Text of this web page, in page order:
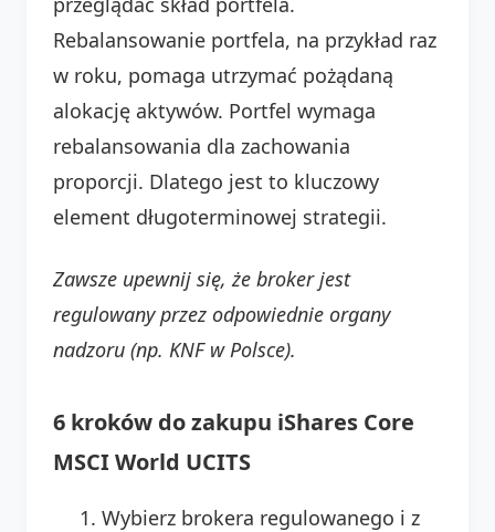
Rebalansowanie portfela, na przykład raz
w roku, pomaga utrzymać pożądaną
alokację aktywów. Portfel wymaga
rebalansowania dla zachowania
proporcji. Dlatego jest to kluczowy
element długoterminowej strategii.
Zawsze upewnij się, że broker jest
regulowany przez odpowiednie organy
nadzoru (np. KNF w Polsce).
6 kroków do zakupu iShares Core
MSCI World UCITS
Wybierz brokera regulowanego i z